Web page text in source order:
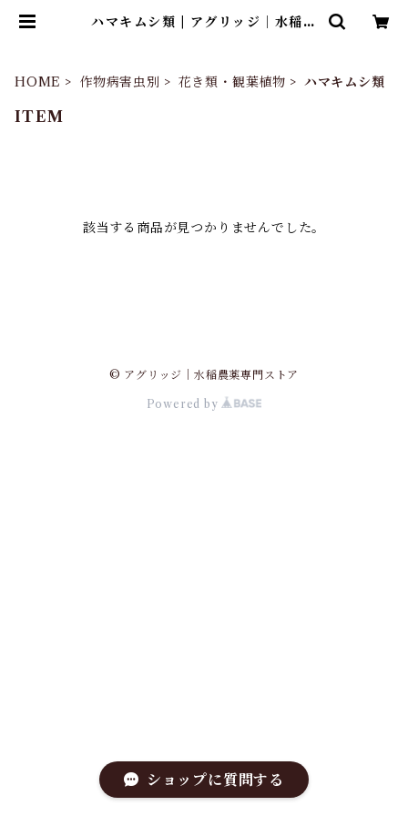
ハマキムシ類 | アグリッジ｜水稲農
HOME 作物病害虫別 花き類・観葉植物 ハマキムシ類
ITEM
該当する商品が見つかりませんでした。
© アグリッジ｜水稲農薬専門ストア
Powered by
ショップに質問する